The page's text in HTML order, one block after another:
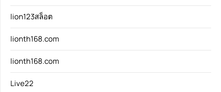
lion123สล็อต
lionth168.com
lionth168.com
Live22